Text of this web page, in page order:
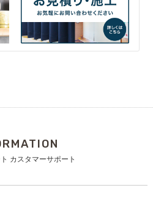
カスタマーサポート